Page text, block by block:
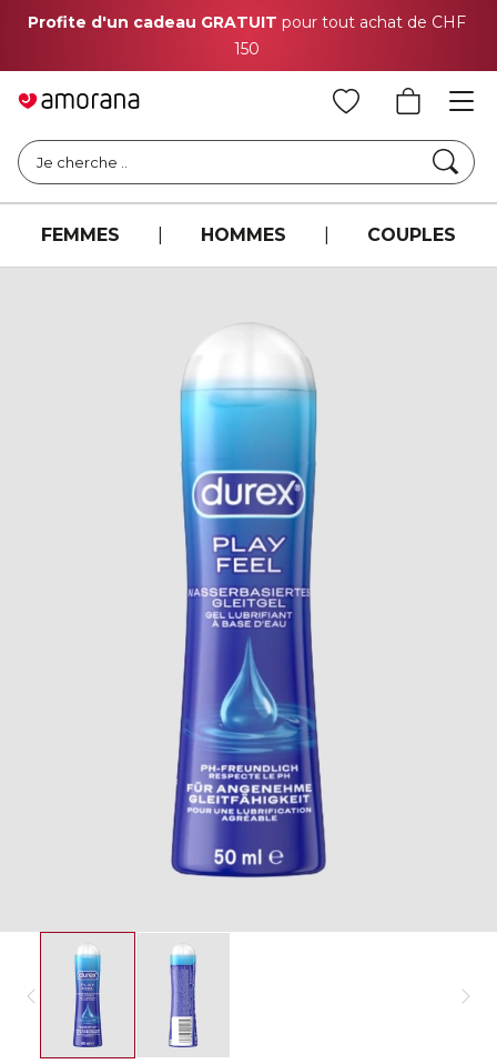
Profite d'un cadeau GRATUIT pour tout achat de CHF
150
Je cherche ..
FEMMES HOMMES COUPLES